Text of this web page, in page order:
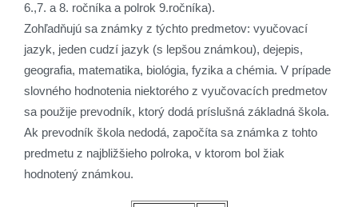
6.,7. a 8. ročníka a polrok 9.ročníka).
Zohľadňujú sa známky z týchto predmetov: vyučovací
jazyk, jeden cudzí jazyk (s lepšou známkou), dejepis,
geografia, matematika, biológia, fyzika a chémia. V prípade
slovného hodnotenia niektorého z vyučovacích predmetov
sa použije prevodník, ktorý dodá príslušná základná škola.
Ak prevodník škola nedodá, započíta sa známka z tohto
predmetu z najbližšieho polroka, v ktorom bol žiak
hodnotený známkou.